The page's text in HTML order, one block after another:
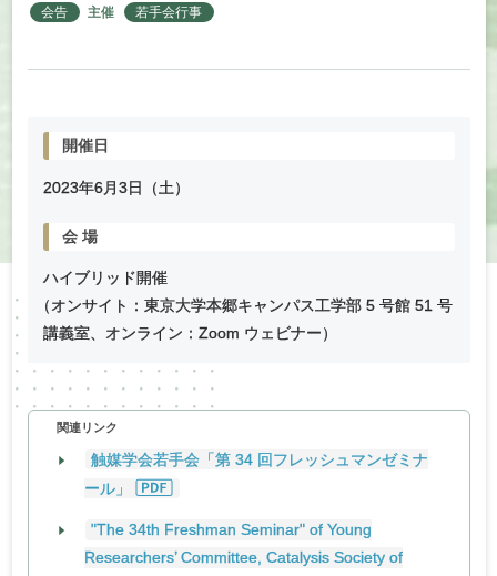
会告 主催 若手会行事
開催日
2023年6月3日（土）
会 場
ハイブリッド開催
（オンサイト：東京大学本郷キャンパス工学部 5 号館 51 号
講義室、オンライン：Zoom ウェビナー）
関連リンク
触媒学会若手会「第 34 回フレッシュマンゼミナ
ール」
"The 34th Freshman Seminar" of Young
Researchers’ Committee, Catalysis Society of